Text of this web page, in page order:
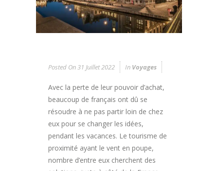
Posted On31 Juillet 2022 In Voyages
Avec la perte de leur pouvoir d’achat,
beaucoup de français ont dû se
résoudre à ne pas partir loin de chez
eux pour se changer les idées,
pendant les vacances. Le tourisme de
proximité ayant le vent en poupe,
nombre d’entre eux cherchent des